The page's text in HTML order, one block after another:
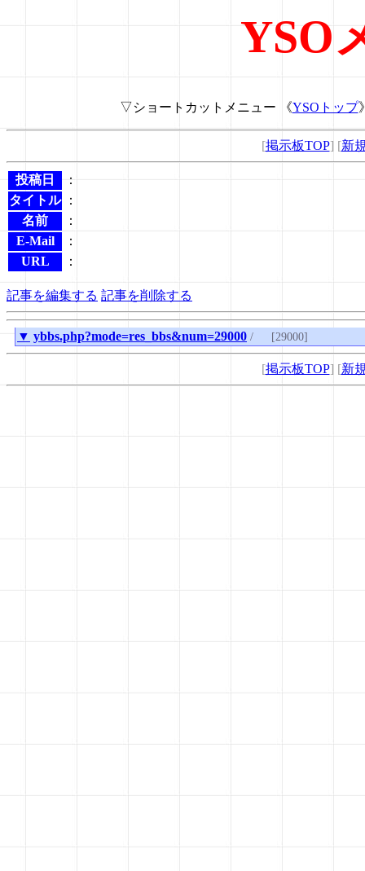
YSO
▽ショートカットメニュー 《YSOトップ
[掲示板TOP] [新
投稿日
：
タイトル
：
名前
：
E-Mail
：
URL
：
記事を編集する 記事を削除する
▼ ybbs.php?mode=res_bbs&num=29000 / [29000]
[掲示板TOP] [新